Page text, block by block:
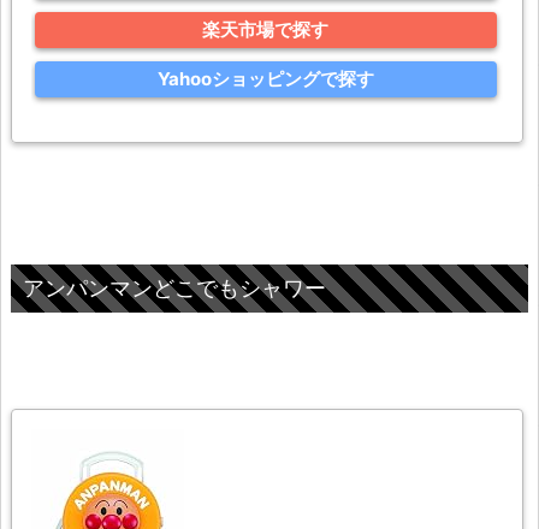
楽天市場で探す
Yahooショッピングで探す
アンパンマンどこでもシャワー